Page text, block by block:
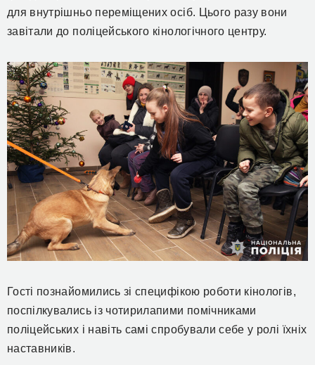
для внутрішньо переміщених осіб. Цього разу вони
завітали до поліцейського кінологічного центру.
Гості познайомились зі специфікою роботи кінологів,
поспілкувались із чотирилапими помічниками
поліцейських і навіть самі спробували себе у ролі їхніх
наставників.